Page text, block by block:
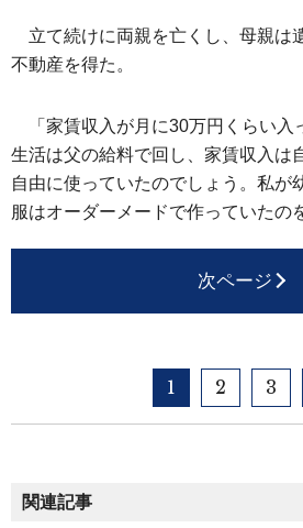
立て続けに両親を亡くし、母親は
不動産を得た。
「家賃収入が月に30万円くらい入
生活は父の給料で回し、家賃収入は
自由に使っていたのでしょう。私が
服はオーダーメードで作っていたの
次ページ
1 2 3
関連記事